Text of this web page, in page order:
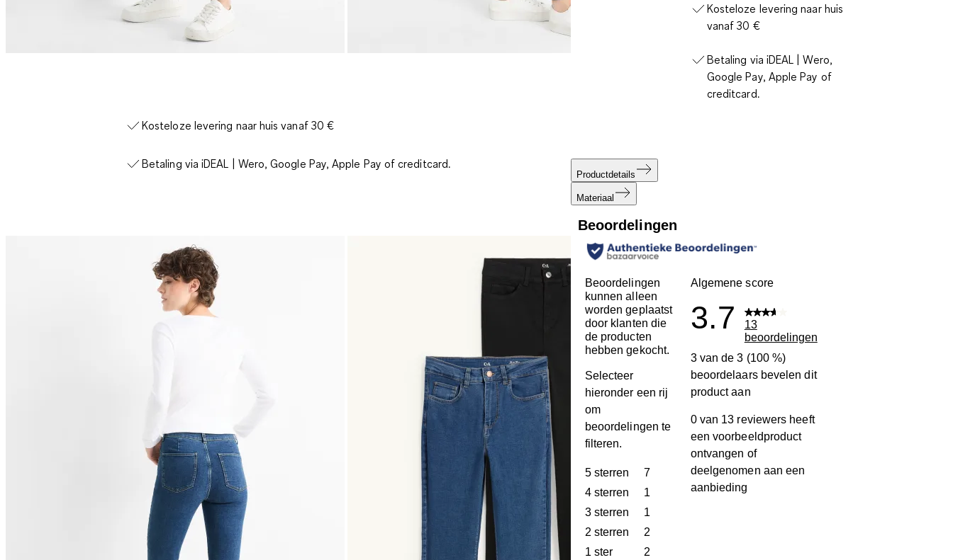
Kosteloze levering naar huis vanaf 30 €
Betaling via iDEAL | Wero, Google Pay, Apple Pay of creditcard.
Kosteloze levering naar huis
vanaf 30 €
Betaling via iDEAL | Wero,
Google Pay, Apple Pay of
creditcard.
Productdetails
Materiaal
Beoordelingen
Beoordelingen
kunnen alleen
worden geplaatst
door klanten die
de producten
hebben gekocht.
Selecteer
hieronder een rij
om
beoordelingen te
filteren.
5 sterren sterren
7
7 beoordelingen met 5 sterren.
4 sterren sterren
1
1 beoordeling met 4 sterren.
3 sterren sterren
1
1 beoordeling met 3 sterren.
2 sterren sterren
2
2 beoordelingen met 2 sterren.
1 ster sterren2
Algemene score
3.7
13
beoordelingen
3 van de 3 (100 %)
beoordelaars bevelen dit
product aan
0 van 13 reviewers heeft
een voorbeeldproduct
ontvangen of
deelgenomen aan een
aanbieding